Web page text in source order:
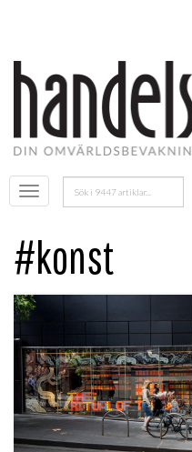
Öppna
menyn
Sök
efter:
#konst